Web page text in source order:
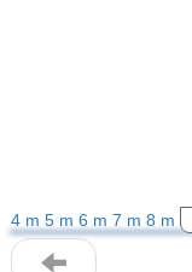
4 m 5 m 6 m 7 m 8 m